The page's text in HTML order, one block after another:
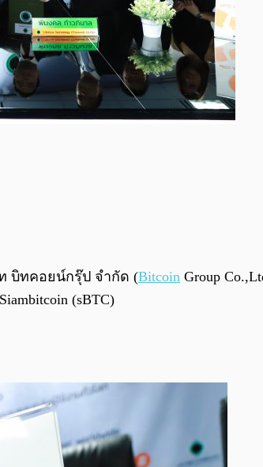
บิทคอยน์กรุ๊ป จำกัด (Bitcoin Group
(sBTC)